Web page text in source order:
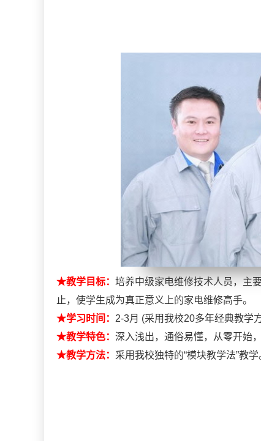
★教学目标： 培养中级家电维修技术人员，主
止，使学生成为真正意义上的家电维修高手。
★学习时间： 2-3月 (采用我校20多年经典教学
★教学特色： 深入浅出，通俗易懂，从零开始
★教学方法： 采用我校独特的“模块教学法”教